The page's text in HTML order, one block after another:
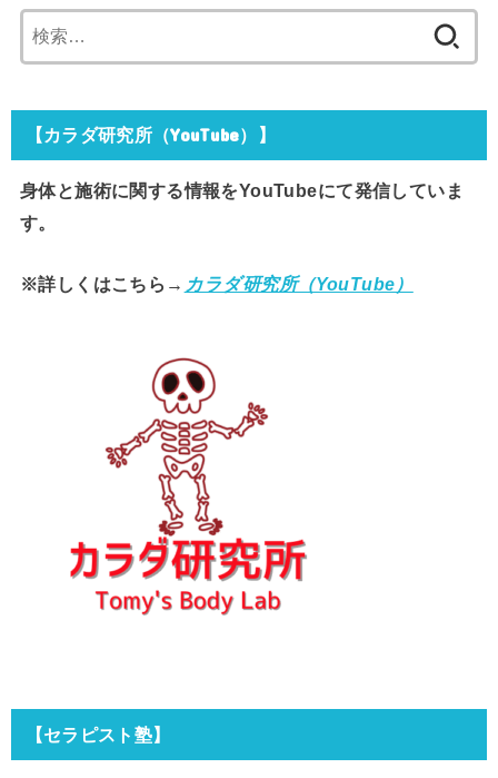
索:
【カラダ研究所（YouTube）】
身体と施術に関する情報をYouTubeにて発信していま
す。
※詳しくはこちら→ カラダ研究所（YouTube）
【セラピスト塾】